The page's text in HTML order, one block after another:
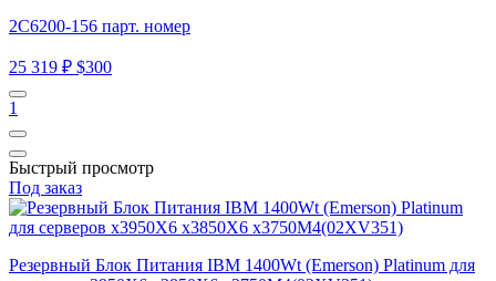
2C6200-156 парт. номер
25 319 ₽ $300
1
Быстрый просмотр
Под заказ
Резервный Блок Питания IBM 1400Wt (Emerson) Platinum для